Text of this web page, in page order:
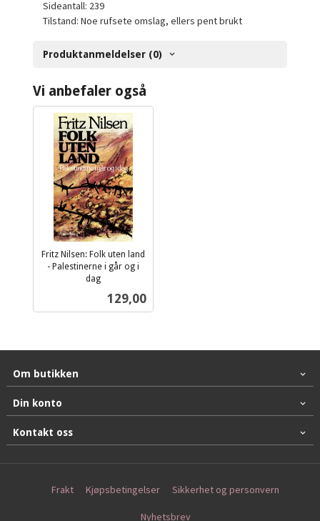
Sideantall: 239
Tilstand: Noe rufsete omslag, ellers pent brukt
Produktanmeldelser (0)
Vi anbefaler også
Fritz Nilsen: Folk uten land
- Palestinerne i går og i
dag
Pris
129,00
Om butikken
Din konto
Kontakt oss
Frakt Kjøpsbetingelser Sikkerhet og personvern
Nyhetsbrev